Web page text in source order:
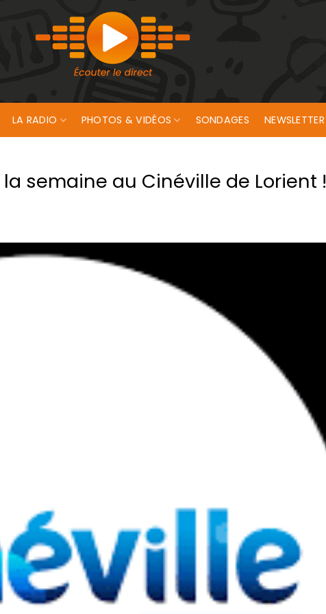
LA RADIO PHOTOS & VIDÉOS SONDAGES NEWSLETTER
semaine au Cinéville de Lorient !